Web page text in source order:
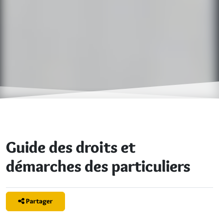
Guide des droits et
démarches des particuliers
Partager